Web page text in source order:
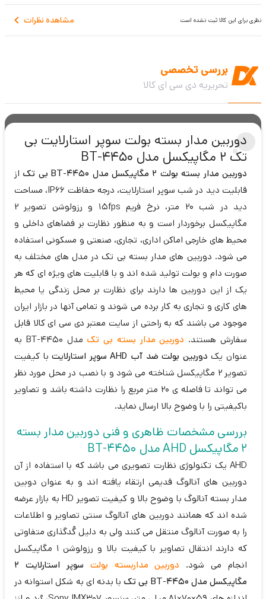
18 ماه گارانتی بی تک
قابلیت ضد آب
مشاهده نظرات نظری برای این کالا ثبت نشده است
بررسی تخصصی
تحریریه دی سی ای کالا
دوربین مدار بسته بولت سوپر استارلایت بی
تک 2 مگاپیکسل مدل BT-4450
دوربین مدار بسته بولت 2 مگاپیکسل مدل BT-4450 بی تک
از
قابلیت دید در شب سوپر استارلایت، درجه حفاظت IP66، مساحت
دید در شب 20 متر، نرخ فریم 15fps و رزولوشن تصویر 2
مگاپیکسل برخوردار است و به منظور نظارت بر فضاهای داخلی و
محیط های خارجی اماکن اداری، تجاری، صنعتی و مسکونی استفاده
می شود. دوربین های مدار بسته بی تک در مدل های مختلف به
صورت دام و بولت تولید شده اند و با قابلیت های ویژه ای که هر
یک از این دوربین ها دارند برای نظارت بر محل زندگی یا محیط
های کاری و تجاری به کار برده می شوند و تمامی آنها در بازار ایران
موجود می باشند که به راحتی از سایت معتبر دی سی ای کالا قابل
سفارش هستند. دوربین مدار بسته بی تک
مدل BT-4450 به
عنوان یک دوربین بولت ضد آب AHD سوپر استارلایت
با کیفیت
تصویر 2 مگاپیکسل شناخته می شود و با نصب در محل مورد نظر
می تواند تا فاصله ی 20 متر مربع را نظارت داشته باشد و تصاویر
باکیفیتی را با وضوح بالا ارسال نماید.
بررسی مشخصات ظاهری و فنی دوربین مدار بسته
2 مگاپیکسل AHD مدل BT-4450
AHD یک تکنولوژی نظارت تصویری می باشد که با استفاده از آن
دوربین های آنالوگ قدیمی ارتقاء یافته اند و به عنوان دوبین
مدار بسته آنالوگ با وضوح بالا و کیفیت تصویر HD به بازار عرضه
شده اند که همانند دوربین های آنالوگ سنتی تصاویر و اطلاعات
را به صورت آنالوگ منتقل می کنند ولی به دلیل کُدگذاری متفاوتی
که دارند انتقال تصاویر با کیفیت بالا و رزولوشن 1 مگاپیکسل
انجام می شود. دوربین مداربسته بولت
سوپر استارلایت 2
مگاپیکسل مدل BT-4450 بی تک
با بدنه ای به شکل استوانه در